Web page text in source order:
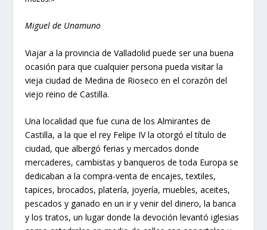
Miguel de Unamuno
Viajar a la provincia de Valladolid puede ser una buena
ocasión para que cualquier persona pueda visitar la
vieja ciudad de Medina de Rioseco en el corazón del
viejo reino de Castilla.
Una localidad que fue cuna de los Almirantes de
Castilla, a la que el rey Felipe IV la otorgó el título de
ciudad, que albergó ferias y mercados donde
mercaderes, cambistas y banqueros de toda Europa se
dedicaban a la compra-venta de encajes, textiles,
tapices, brocados, platería, joyería, muebles, aceites,
pescados y ganado en un ir y venir del dinero, la banca
y los tratos, un lugar donde la devoción levantó iglesias